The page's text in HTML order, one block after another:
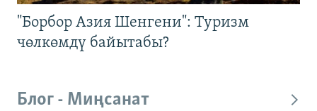
"Борбор Азия Шенгени": Туризм
чөлкөмдү байытабы?
Блог - Миңсанат